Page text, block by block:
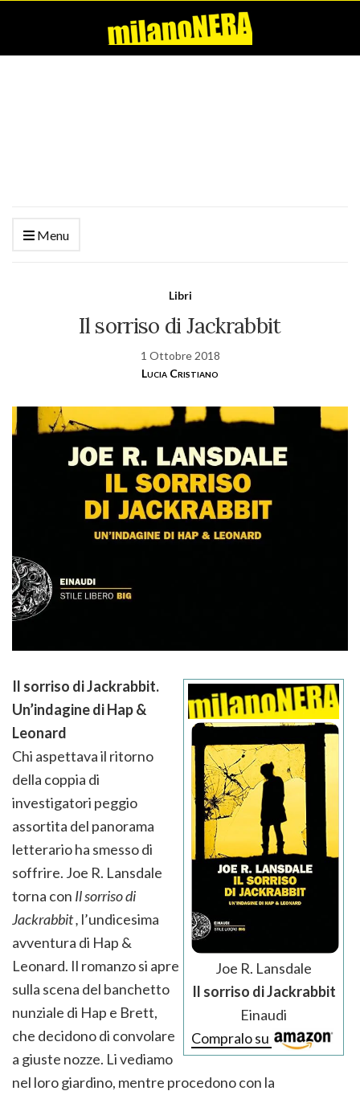
Menu
Libri
Il sorriso di Jackrabbit
1 Ottobre 2018
Lucia Cristiano
Joe R. Lansdale
Il sorriso di Jackrabbit
Einaudi
Compralo su
Il sorriso di Jackrabbit.
Un’indagine di Hap &
Leonard
Chi aspettava il ritorno
della coppia di
investigatori peggio
assortita del panorama
letterario ha smesso di
soffrire. Joe R. Lansdale
torna con Il sorriso di
Jackrabbit , l’undicesima
avventura di Hap &
Leonard. Il romanzo si apre
sulla scena del banchetto
nunziale di Hap e Brett,
che decidono di convolare
a giuste nozze. Li vediamo
nel loro giardino, mentre procedono con la